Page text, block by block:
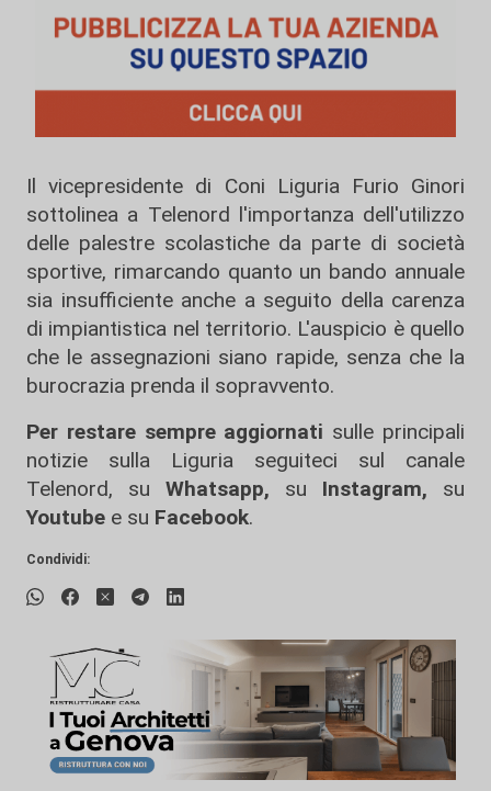
Il vicepresidente di Coni Liguria Furio Ginori
sottolinea a Telenord l'importanza dell'utilizzo
delle palestre scolastiche da parte di società
sportive, rimarcando quanto un bando annuale
sia insufficiente anche a seguito della carenza
di impiantistica nel territorio. L'auspicio è quello
che le assegnazioni siano rapide, senza che la
burocrazia prenda il sopravvento.
Per restare sempre aggiornati sulle principali
notizie sulla Liguria seguiteci sul canale
Telenord, su
Whatsapp, su Instagram, su
Youtube e su Facebook.
Condividi: